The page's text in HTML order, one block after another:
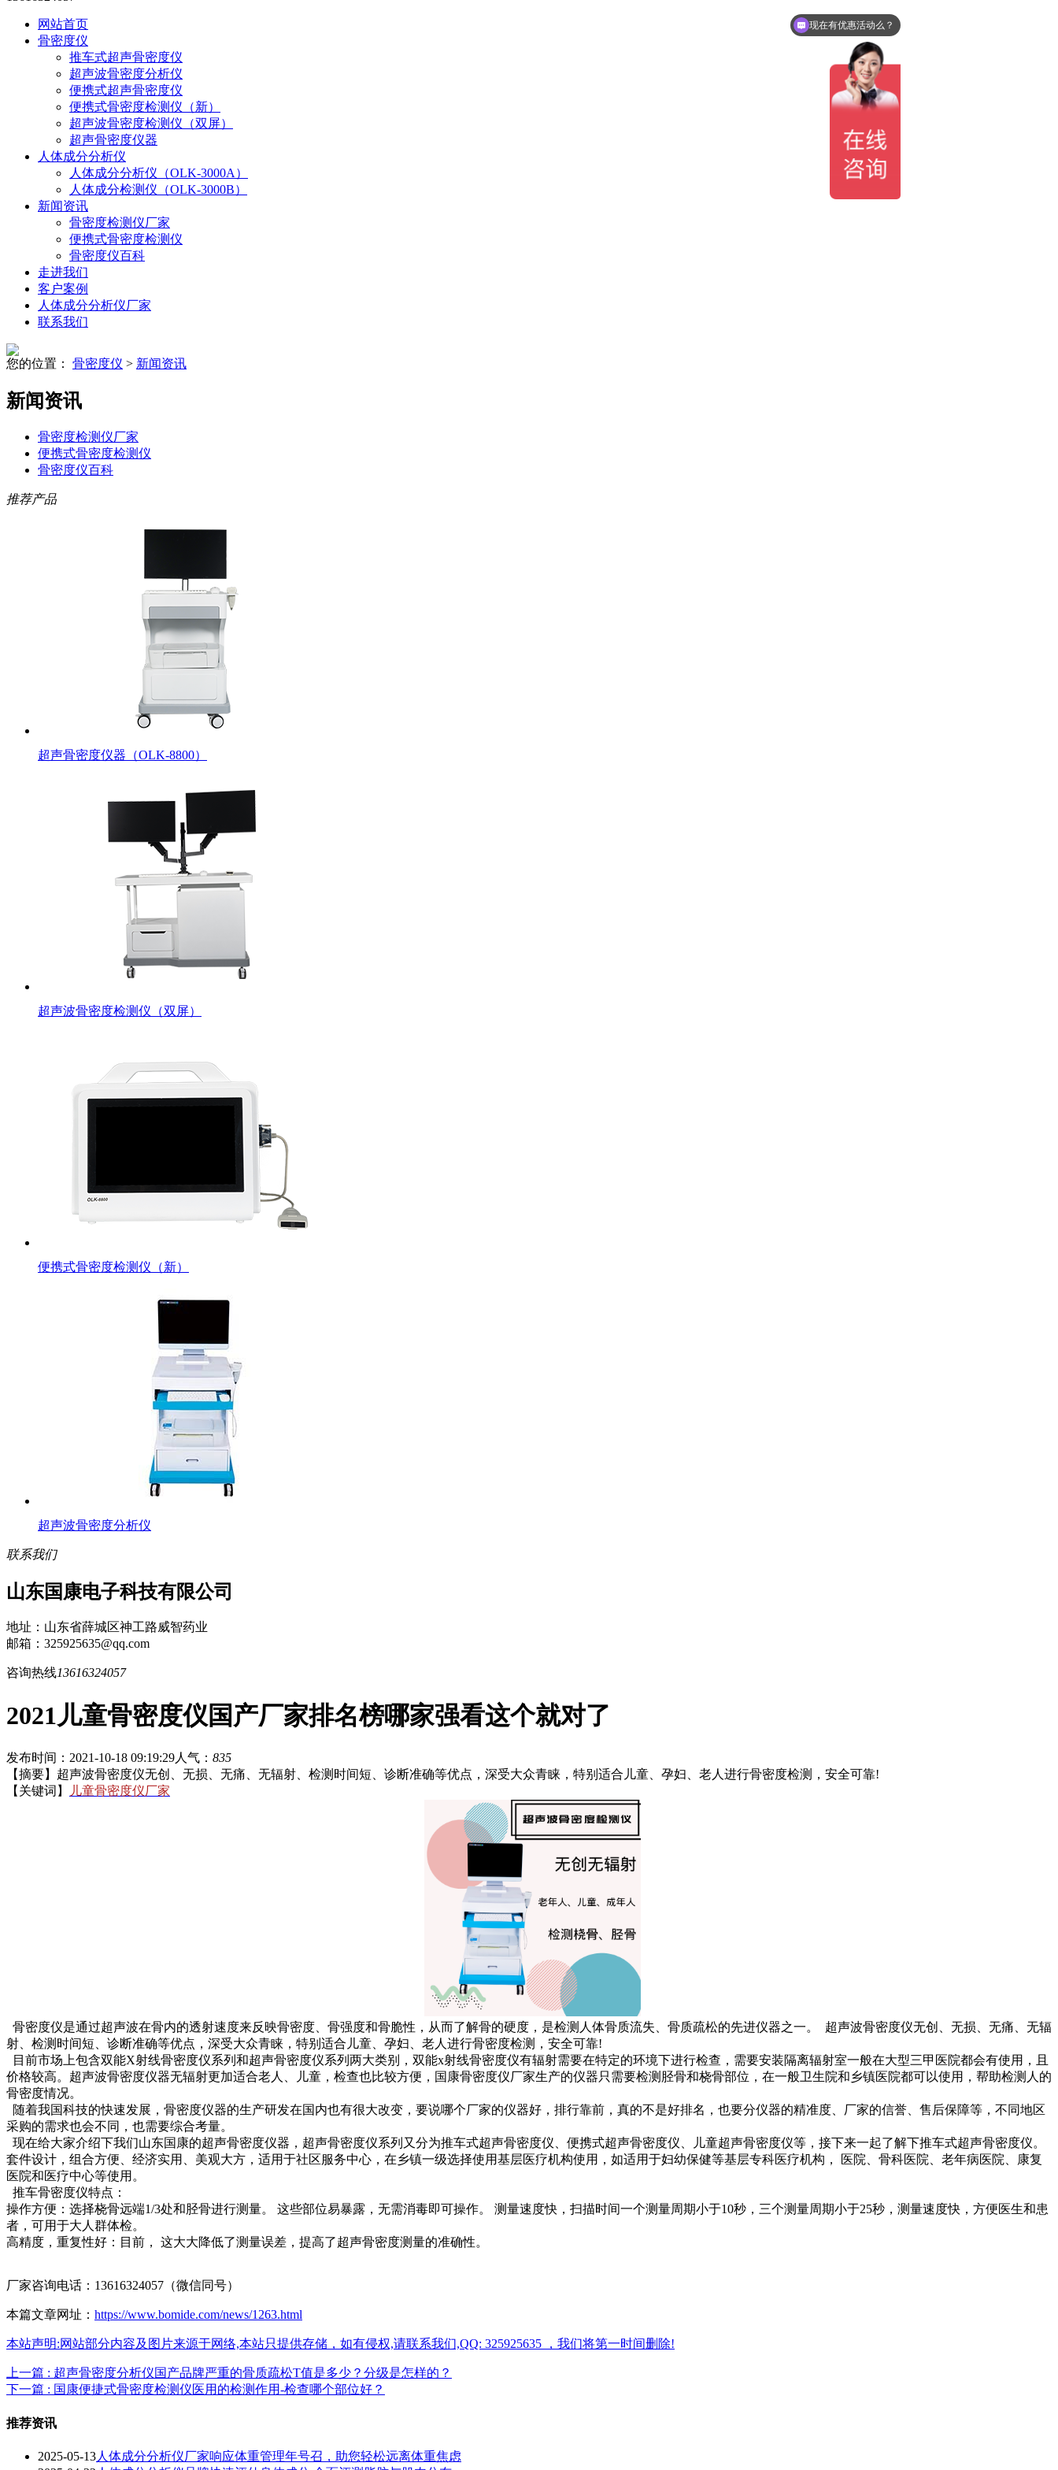
网站首页
骨密度仪
推车式超声骨密度仪
超声波骨密度分析仪
便携式超声骨密度仪
便携式骨密度检测仪（新）
超声波骨密度检测仪（双屏）
超声骨密度仪器
人体成分分析仪
人体成分分析仪（OLK-3000A）
人体成分检测仪（OLK-3000B）
新闻资讯
骨密度检测仪厂家
便携式骨密度检测仪
骨密度仪百科
走进我们
客户案例
人体成分分析仪厂家
联系我们
您的位置： 骨密度仪 > 新闻资讯
新闻资讯
骨密度检测仪厂家
便携式骨密度检测仪
骨密度仪百科
推荐产品
超声骨密度仪器（OLK-8800）
超声波骨密度检测仪（双屏）
便携式骨密度检测仪（新）
超声波骨密度分析仪
联系我们
山东国康电子科技有限公司
地址：山东省薛城区神工路威智药业
邮箱：325925635@qq.com
咨询热线13616324057
2021儿童骨密度仪国产厂家排名榜哪家强看这个就对了
发布时间：2021-10-18 09:19:29人气： 835
【摘要】超声波骨密度仪无创、无损、无痛、无辐射、检测时间短、诊断准确等优点，深受大众青睐，特别适合儿童、孕妇、老人进行骨密度检测，安全可靠!
【关键词】
儿童骨密度仪厂家
骨密度仪是通过超声波在骨内的透射速度来反映骨密度、骨强度和骨脆性，从而了解骨的硬度，是检测人体骨质流失、骨质疏松的先进仪器之一。 超声波骨密度仪无创、无损、无痛、无辐
射、检测时间短、诊断准确等优点，深受大众青睐，特别适合儿童、孕妇、老人进行骨密度检测，安全可靠!
目前市场上包含双能X射线骨密度仪系列和超声骨密度仪系列两大类别，双能x射线骨密度仪有辐射需要在特定的环境下进行检查，需要安装隔离辐射室一般在大型三甲医院都会有使用，且
价格较高。超声波骨密度仪器无辐射更加适合老人、儿童，检查也比较方便，国康骨密度仪厂家生产的仪器只需要检测胫骨和桡骨部位，在一般卫生院和乡镇医院都可以使用，帮助检测人的
骨密度情况。
随着我国科技的快速发展，骨密度仪器的生产研发在国内也有很大改变，要说哪个厂家的仪器好，排行靠前，真的不是好排名，也要分仪器的精准度、厂家的信誉、售后保障等，不同地区
采购的需求也会不同，也需要综合考量。
现在给大家介绍下我们山东国康的超声骨密度仪器，超声骨密度仪系列又分为推车式超声骨密度仪、便携式超声骨密度仪、儿童超声骨密度仪等，接下来一起了解下推车式超声骨密度仪。
套件设计，组合方便、经济实用、美观大方，适用于社区服务中心，在乡镇一级选择使用基层医疗机构使用，如适用于妇幼保健等基层专科医疗机构， 医院、骨科医院、老年病医院、康复
医院和医疗中心等使用。
推车骨密度仪特点：
操作方便： 选择桡骨远端1/3处和胫骨进行测量。 这些部位易暴露，无需消毒即可操作。 测量速度快，扫描时间一个测量周期小于10秒，三个测量周期小于25秒，测量速度快，方便医生和患
者，可用于大人群体检。
高精度，重复性好：目前， 这大大降低了测量误差，提高了超声骨密度测量的准确性。
厂家咨询电话：13616324057（微信同号）
本篇文章网址： https://www.bomide.com/news/1263.html
本站声明:网站部分内容及图片来源于网络,本站只提供存储，如有侵权,请联系我们,QQ: 325925635 ，我们将第一时间删除!
上一篇 : 超声骨密度分析仪国产品牌严重的骨质疏松T值是多少？分级是怎样的？
下一篇 : 国康便捷式骨密度检测仪医用的检测作用-检查哪个部位好？
推荐资讯
2025-05-13人体成分分析仪厂家响应体重管理年号召，助您轻松远离体重焦虑
现在有优惠活动么？